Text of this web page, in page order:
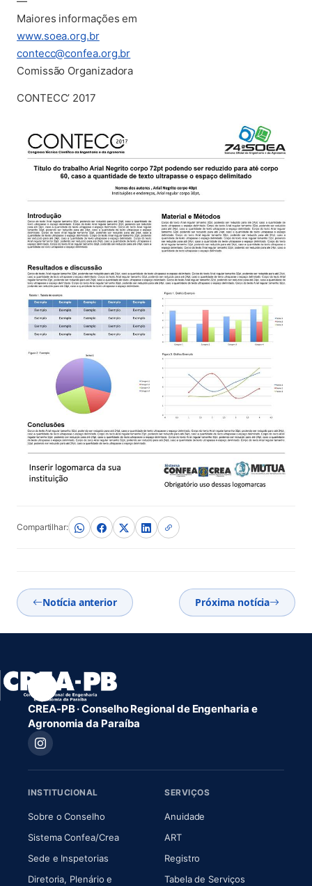
Maiores informações em
www.soea.org.br(abre em nova aba)
contecc@confea.org.br(abre em nova aba)
Comissão Organizadora
CONTECC’ 2017
Compartilhar:
Notícia anterior Próxima notícia
CREA-PB · Conselho Regional de Engenharia e
Agronomia da Paraíba
INSTITUCIONAL
Sobre o Conselho(abre em nova aba)
Sistema Confea/Crea(abre em nova aba)
Sede e Inspetorias
Diretoria, Plenário e
SERVIÇOS
Anuidade
ART(abre em nova aba)
Registro
Tabela de Serviços